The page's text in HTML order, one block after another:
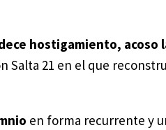
hostigamiento, acoso
21 en el que
en forma recurrente y